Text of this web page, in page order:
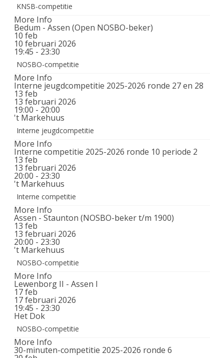
KNSB-competitie
More Info
Bedum - Assen (Open NOSBO-beker)
10 feb
10 februari 2026
19:45 - 23:30
NOSBO-competitie
More Info
Interne jeugdcompetitie 2025-2026 ronde 27 en 28
13 feb
13 februari 2026
19:00 - 20:00
't Markehuus
Interne jeugdcompetitie
More Info
Interne competitie 2025-2026 ronde 10 periode 2
13 feb
13 februari 2026
20:00 - 23:30
't Markehuus
Interne competitie
More Info
Assen - Staunton (NOSBO-beker t/m 1900)
13 feb
13 februari 2026
20:00 - 23:30
't Markehuus
NOSBO-competitie
More Info
Lewenborg II - Assen I
17feb
17 februari 2026
19:45 - 23:30
Het Dok
NOSBO-competitie
More Info
30-minuten-competitie 2025-2026 ronde 6